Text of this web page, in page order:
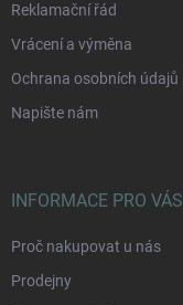
Reklamační řád
Vrácení a výměna
Ochrana osobních údajů
Napište nám
INFORMACE PRO VÁS
Proč nakupovat u nás
Prodejny